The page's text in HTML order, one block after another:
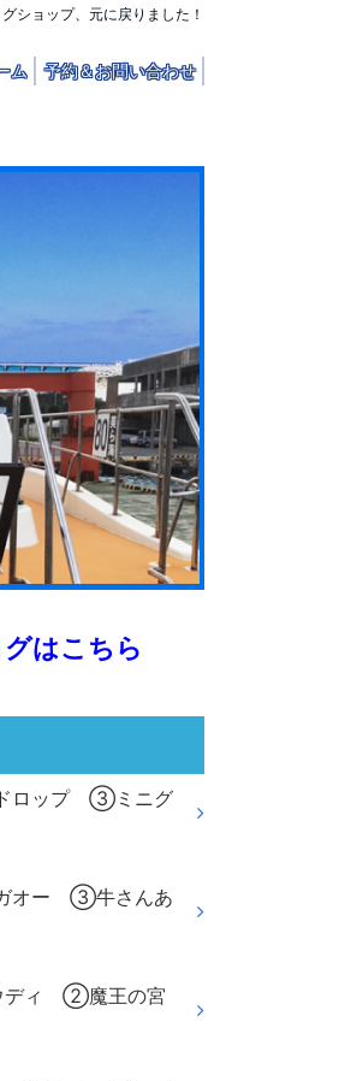
ショップ、元に戻りました！
ム 予約＆お問い合わせ
はこちら
ップ ③ミニグ
ー ③牛さんあ
ディ ②魔王の宮